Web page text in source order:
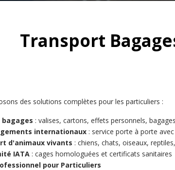
Transport
des solutions complètes pour les particuliers :
bagages : valises, cartons, effets personnels,
internationaux : service porte à porte
d'animaux vivants : chiens, chats, oiseaux,
IATA : cages homologuées et certificats sanitaires
pour Particuliers